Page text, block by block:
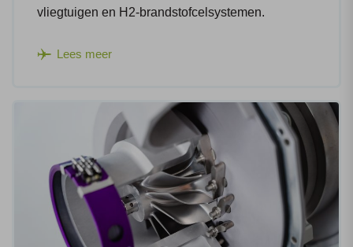
vliegtuigen en H2-brandstofcelsystemen.
Lees meer